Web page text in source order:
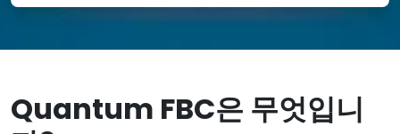
Quantum FBC은 무엇입니